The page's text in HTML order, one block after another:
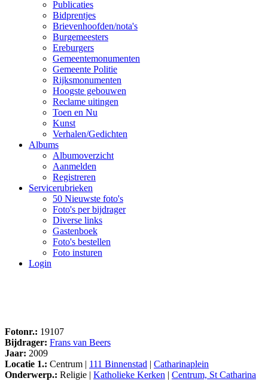
Publicaties
Bidprentjes
Brievenhoofden/nota's
Burgemeesters
Ereburgers
Gemeentemonumenten
Gemeente Politie
Rijksmonumenten
Hoogste gebouwen
Reclame uitingen
Toen en Nu
Kunst
Verhalen/Gedichten
Albums
Albumoverzicht
Aanmelden
Registreren
Servicerubrieken
50 Nieuwste foto's
Foto's per bijdrager
Diverse links
Gastenboek
Foto's bestellen
Foto insturen
Login
Fotonr.: 19107
Bijdrager: Frans van Beers
Jaar: 2009
Locatie 1.: Centrum | 111 Binnenstad | Catharinaplein
Onderwerp.: Religie | Katholieke Kerken | Centrum, St Catharina